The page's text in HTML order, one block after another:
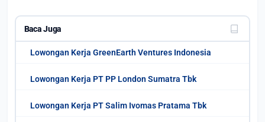
Baca Juga
Lowongan Kerja GreenEarth Ventures Indonesia
Lowongan Kerja PT PP London Sumatra Tbk
Lowongan Kerja PT Salim Ivomas Pratama Tbk